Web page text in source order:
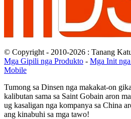
© Copyright - 2010-2026 : Tanang
Mga Gipili nga Produkto - Mga Init
Mobile
Tumong sa Dinsen nga makakat-on
kalibutan sama sa Saint Gobain aron
ug kasaligan nga kompanya sa China
ang kinabuhi sa mga tawo!